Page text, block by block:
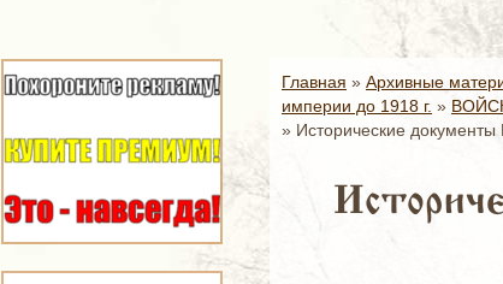
Главная » Архивные
империи до 1918 г. »
» Исторические документы